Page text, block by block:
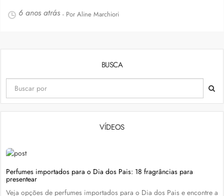
6 anos atrás - Por Aline Marchiori
BUSCA
VÍDEOS
Perfumes importados para o Dia dos Pais: 18 fragrâncias para
presentear
Veja opções de perfumes importados para o Dia dos Pais e encontre a